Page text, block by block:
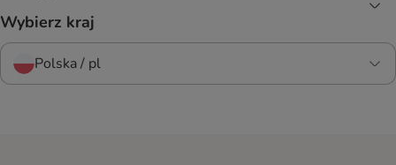
Wybierz kraj
Polska / pl